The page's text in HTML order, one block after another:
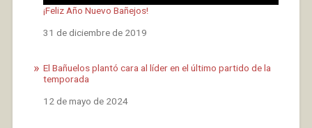
¡Feliz Año Nuevo Bañejos!
Fecha
31 de diciembre de 2019
El Bañuelos plantó cara al líder en el último partido de la
temporada
Fecha
12 de mayo de 2024